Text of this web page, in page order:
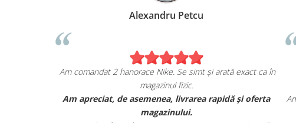
Marius Anghel
Sunt extrem de bucuros de achiziția mea de pe
escapesport.ro!
Am comandat un pair de sneakers JORDAN, și sunt cu
adevărat impresionat de calitatea lor.